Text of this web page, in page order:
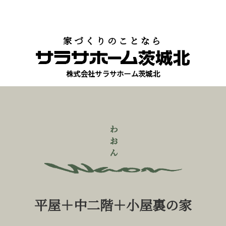
家づくりのことなら
株式会社サラサホーム茨城北
平屋＋中二階＋小屋裏の家